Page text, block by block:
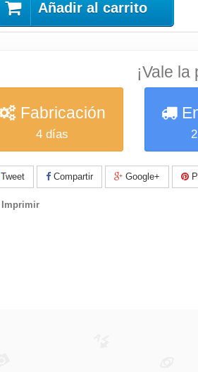
Añadir al carrito
¡Vale
Fabricación
4 días
Tweet Compartir Google+
Imprimir